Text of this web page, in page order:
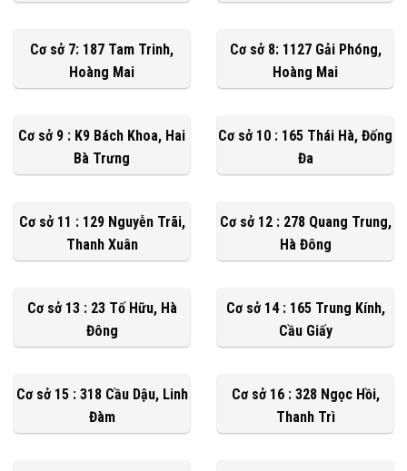
Cơ sở 7: 187 Tam Trinh,
Hoàng Mai
Cơ sở 8: 1127 Gải Phóng,
Hoàng Mai
Cơ sở 9 : K9 Bách Khoa, Hai
Bà Trưng
Cơ sở 10 : 165 Thái Hà, Đống
Đa
Cơ sở 11 : 129 Nguyễn Trãi,
Thanh Xuân
Cơ sở 12 : 278 Quang Trung,
Hà Đông
Cơ sở 13 : 23 Tố Hữu, Hà
Đông
Cơ sở 14 : 165 Trung Kính,
Cầu Giấy
Cơ sở 15 : 318 Cầu Dậu, Linh
Đàm
Cơ sở 16 : 328 Ngọc Hồi,
Thanh Trì